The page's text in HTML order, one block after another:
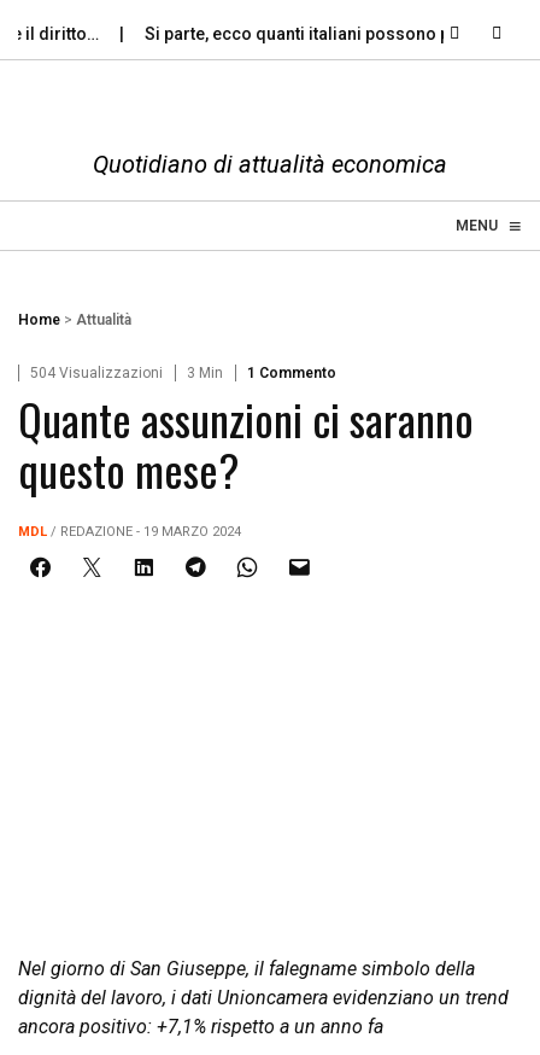
il diritto… Si parte, ecco quanti italiani possono permettersi le…
Quotidiano di attualità economica
MENU ≡
☰
Home > Attualità
504 Visualizzazioni 3 Min 1 Commento
Quante assunzioni ci saranno
questo mese?
MDL / REDAZIONE - 19 MARZO 2024
Nel giorno di San Giuseppe, il falegname simbolo della
dignità del lavoro, i dati Unioncamera evidenziano un trend
ancora positivo: +7,1% rispetto a un anno fa